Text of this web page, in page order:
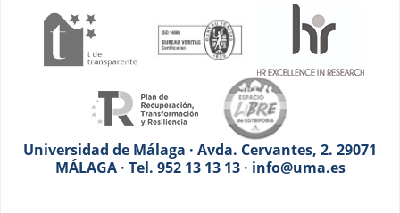
Universidad de Málaga · Avda. Cervantes, 2. 29071
MÁLAGA · Tel. 952 13 13 13 · info@uma.es